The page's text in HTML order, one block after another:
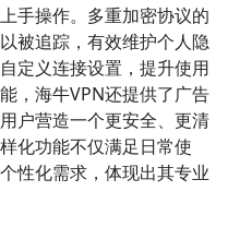
手操作。多重加密协议的
被追踪，有效维护个人隐
定义连接设置，提升使用
，海牛VPN还提供了广告
户营造一个更安全、更清
化功能不仅满足日常使
性化需求，体现出其专业